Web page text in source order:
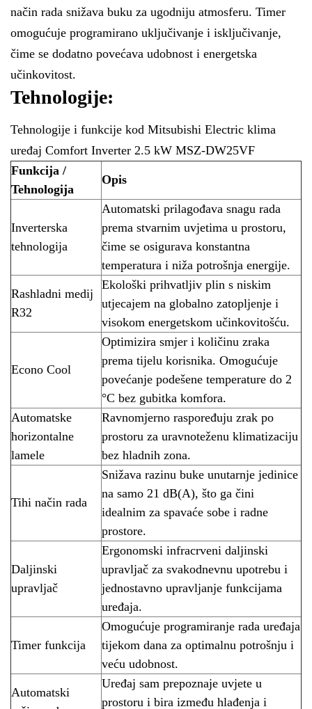
način rada snižava buku za ugodniju atmosferu. Timer
omogućuje programirano uključivanje i isključivanje,
čime se dodatno povećava udobnost i energetska
učinkovitost.
Tehnologije:
Tehnologije i funkcije kod Mitsubishi Electric klima
uređaj Comfort Inverter 2.5 kW MSZ-DW25VF
Funkcija /
Tehnologija
Opis
Inverterska
tehnologija
Automatski prilagođava snagu rada
prema stvarnim uvjetima u prostoru,
čime se osigurava konstantna
temperatura i niža potrošnja energije.
Rashladni medij
R32
Ekološki prihvatljiv plin s niskim
utjecajem na globalno zatopljenje i
visokom energetskom učinkovitošću.
Econo Cool
Optimizira smjer i količinu zraka
prema tijelu korisnika. Omogućuje
povećanje podešene temperature do 2
°C bez gubitka komfora.
Automatske
horizontalne
lamele
Ravnomjerno raspoređuju zrak po
prostoru za uravnoteženu klimatizaciju
bez hladnih zona.
Tihi način rada
Snižava razinu buke unutarnje jedinice
na samo 21 dB(A), što ga čini
idealnim za spavaće sobe i radne
prostore.
Daljinski
upravljač
Ergonomski infracrveni daljinski
upravljač za svakodnevnu upotrebu i
jednostavno upravljanje funkcijama
uređaja.
Timer funkcija
Omogućuje programiranje rada uređaja
tijekom dana za optimalnu potrošnju i
veću udobnost.
Automatski
Uređaj sam prepoznaje uvjete u
prostoru i bira između hlađenja i